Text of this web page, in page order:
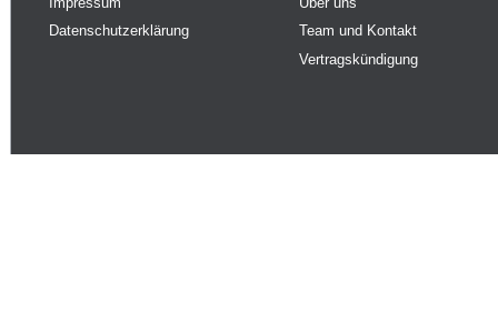
Datenschutzerklärung
Team und Kontakt
Vertragskündigung